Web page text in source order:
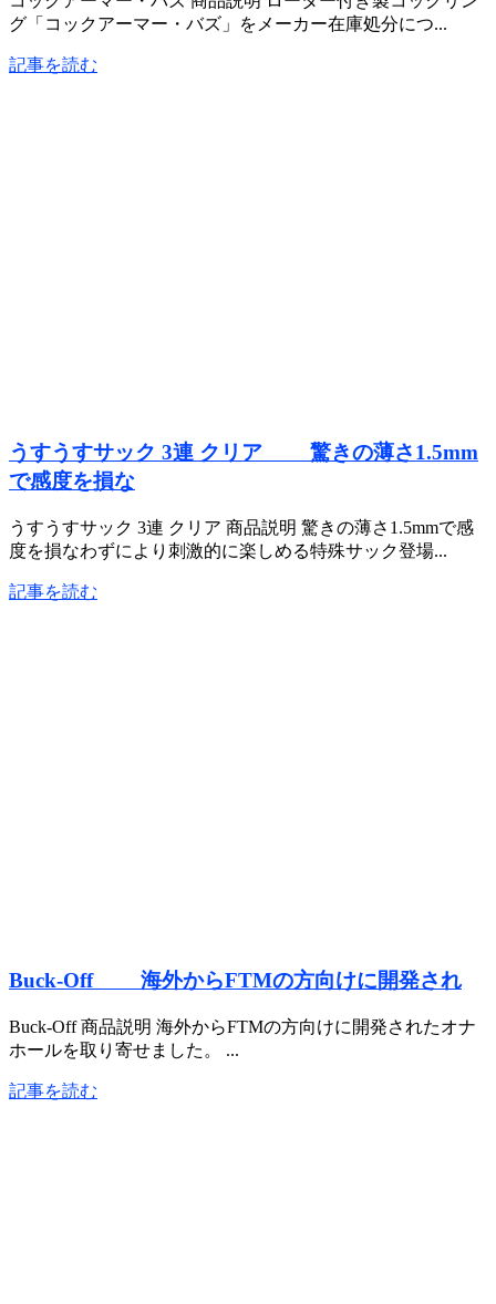
グ「コックアーマー・バズ」をメーカー在庫処分につ...
記事を読む
うすうすサック 3連 クリア 驚きの薄さ1.5mm
で感度を損な
うすうすサック 3連 クリア 商品説明 驚きの薄さ1.5mmで感
度を損なわずにより刺激的に楽しめる特殊サック登場...
記事を読む
Buck-Off 海外からFTMの方向けに開発され
Buck-Off 商品説明 海外からFTMの方向けに開発されたオナ
ホールを取り寄せました。 ...
記事を読む